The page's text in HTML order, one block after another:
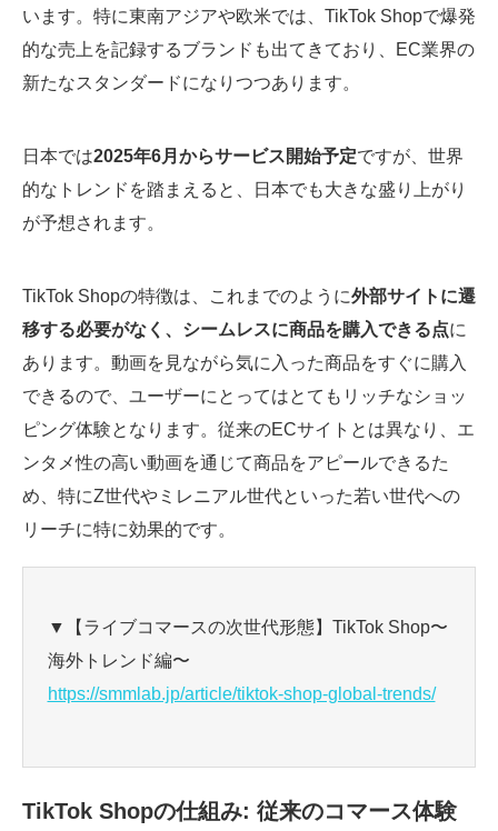
います。特に東南アジアや欧米では、TikTok Shopで爆発
的な売上を記録するブランドも出てきており、EC業界の
新たなスタンダードになりつつあります。
日本では2025年6月からサービス開始予定ですが、世界
的なトレンドを踏まえると、日本でも大きな盛り上がり
が予想されます。
TikTok Shopの特徴は、これまでのように外部サイトに遷
移する必要がなく、シームレスに商品を購入できる点に
あります。動画を見ながら気に入った商品をすぐに購入
できるので、ユーザーにとってはとてもリッチなショッ
ピング体験となります。従来のECサイトとは異なり、エ
ンタメ性の高い動画を通じて商品をアピールできるた
め、特にZ世代やミレニアル世代といった若い世代への
リーチに特に効果的です。
▼【ライブコマースの次世代形態】TikTok Shop〜
海外トレンド編〜
https://smmlab.jp/article/tiktok-shop-global-trends/
TikTok Shopの仕組み: 従来のコマース体験